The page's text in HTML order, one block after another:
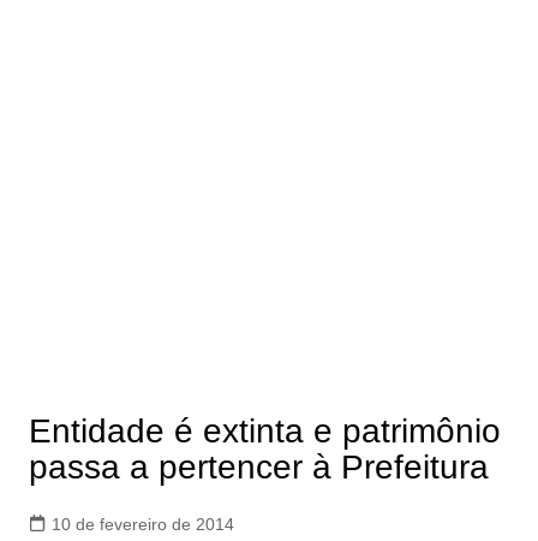
Entidade é extinta e patrimônio
passa a pertencer à Prefeitura
10 de fevereiro de 2014